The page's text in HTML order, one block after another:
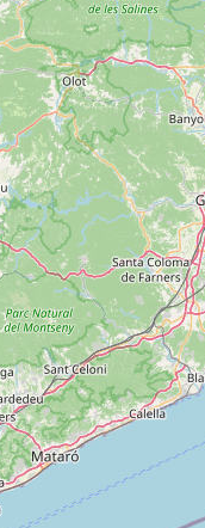
A propos
Qui sommes-nous ?
Actualités
Nos partenaires
Notre réseau